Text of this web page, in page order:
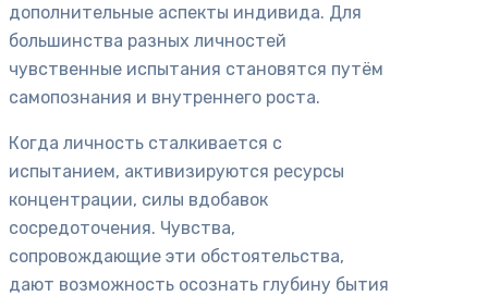
дополнительные аспекты индивида. Для
большинства разных личностей
чувственные испытания становятся путём
самопознания и внутреннего роста.
Когда личность сталкивается с
испытанием, активизируются ресурсы
концентрации, силы вдобавок
сосредоточения. Чувства,
сопровождающие эти обстоятельства,
дают возможность осознать глубину бытия